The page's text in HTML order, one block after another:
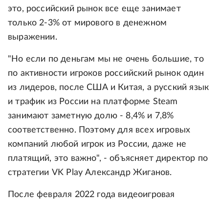
это, российский рынок все еще занимает
только 2-3% от мирового в денежном
выражении.
"Но если по деньгам мы не очень большие, то
по активности игроков российский рынок один
из лидеров, после США и Китая, а русский язык
и трафик из России на платформе Steam
занимают заметную долю - 8,4% и 7,8%
соответственно. Поэтому для всех игровых
компаний любой игрок из России, даже не
платящий, это важно", - объясняет директор по
стратегии VK Play Александр Жиганов.
После февраля 2022 года видеоигровая